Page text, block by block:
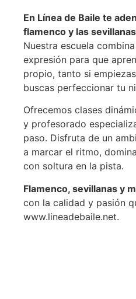
En Línea de Baile te
flamenco y las
Nuestra escuela
expresión para que
propio, tanto si
buscas perfeccionar tu
Ofrecemos clases
y profesorado
paso. Disfruta de un
a marcar el ritmo,
con soltura en la pista.
Flamenco, sevillanas y
con la calidad y pasión
www.lineadebaile.net.